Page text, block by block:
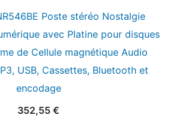
Poste stéréo Nostalgie
avec Platine pour disques
de Cellule magnétique Audio
USB, Cassettes, Bluetooth et
encodage
352,55 €